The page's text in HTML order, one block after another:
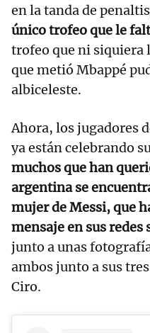
en la tanda de
único trofeo que le
trofeo que ni siquiera
que metió Mbappé
albiceleste.
Ahora, los jugadores
ya están celebrando
muchos que han
argentina se
mujer de Messi, que
mensaje en sus redes
junto a unas
ambos junto a sus
Ciro.